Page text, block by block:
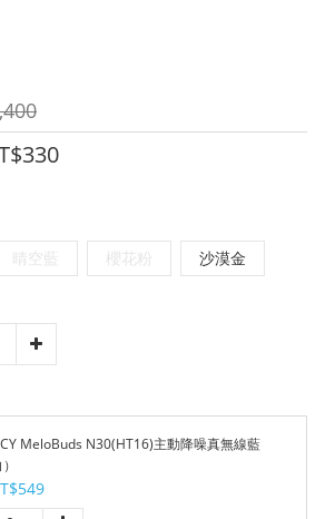
晴空藍 櫻花粉 沙漠金
MeloBuds N30(HT16)主動降噪真無線藍